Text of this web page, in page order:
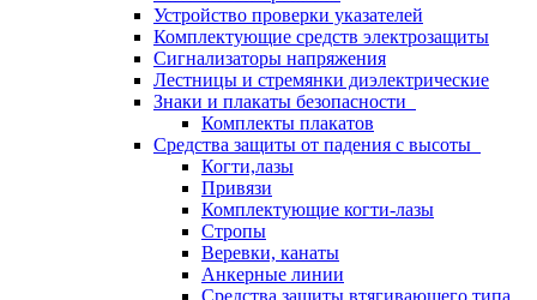
Устройство проверки указателей
Комплектующие средств электрозащиты
Сигнализаторы напряжения
Лестницы и стремянки диэлектрические
Знаки и плакаты безопасности
Комплекты плакатов
Средства защиты от падения с высоты
Когти,лазы
Привязи
Комплектующие когти-лазы
Стропы
Веревки, канаты
Анкерные линии
Средства защиты втягивающего типа